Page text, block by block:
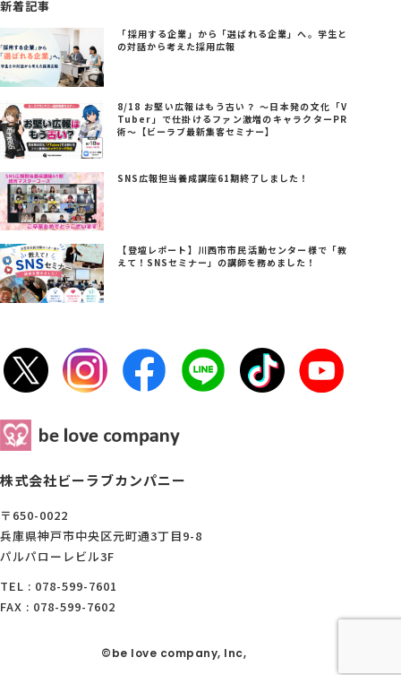
新着記事
「採用する企業」から「選ばれる企業」へ。学生と
の対話から考えた採用広報
8/18 お堅い広報はもう古い？ ～日本発の文化「V
Tuber」で仕掛けるファン激増のキャラクターPR
術～【ビーラブ最新集客セミナー】
SNS広報担当養成講座61期終了しました！
【登壇レポート】川西市市民活動センター様で「教
えて！SNSセミナー」の講師を務めました！
株式会社ビーラブカンパニー
〒650-0022
兵庫県神戸市中央区元町通3丁目9-8
パルパローレビル3F
TEL : 078-599-7601
FAX : 078-599-7602
©be love company, Inc,